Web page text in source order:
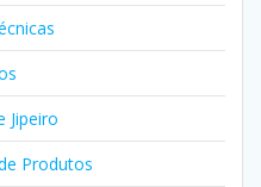
Jipeiro
Produtos